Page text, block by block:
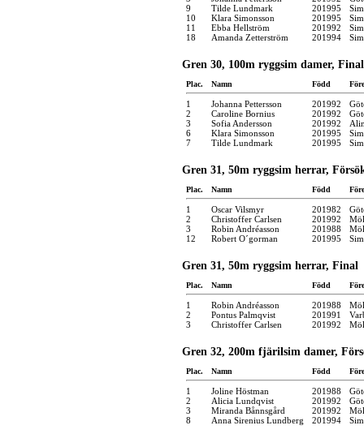
9
Tilde Lundmark 201995
10
Klara Simonsson 201995
11
Ebba Hellström 201992
18
Amanda Zetterström 201994
Gren 30, 100m ryggsim damer, Final
Plac. Namn Född
1 Johanna Pettersson 201992
2
Caroline Bornius 201992
3
Sofia Andersson 201992
6
Klara Simonsson 201995
7
Tilde Lundmark 201995
Gren 31, 50m ryggsim herrar,
Plac. Namn Född
1 Oscar Vilsmyr 201982
2
Christoffer Carlsen 201992
3
Robin Andréasson 201988
12
Robert O´gorman 201995
Gren 31, 50m ryggsim herrar, Final
Plac. Namn Född
1 Robin Andréasson 201988
2
Pontus Palmqvist 201991
3
Christoffer Carlsen 201992
Gren 32, 200m fjärilsim damer,
Plac. Namn Född
1 Joline Höstman 201988
2
Alicia Lundqvist 201992
3
Miranda Bånnsgård 201992
8
Anna Sirenius Lundberg 201994